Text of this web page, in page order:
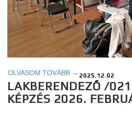
OLVASOM TOVÁBB → 2025.12.02
LAKBERENDEZŐ /
KÉPZÉS 2026.